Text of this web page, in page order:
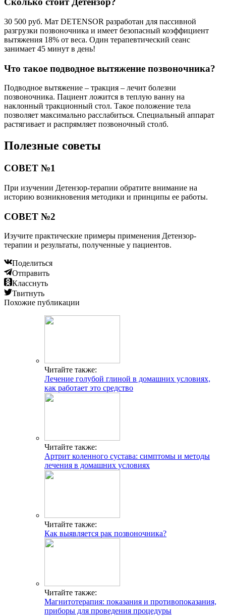
30 500 руб. Мат DETENSOR разработан для пассивной
разгрузки позвоночника и имеет безопасный коэффициент
вытяжения 18% от веса. Один терапевтический сеанс
занимает 45 минут в день!
Что такое подводное вытяжение позвоночника?
Подводное вытяжение – тракция – лечит болезни
позвоночника. Пациент ложится в теплую ванну на
наклонный тракционный стол. Такое положение тела
позволяет максимально расслабиться. Специальный аппарат
растягивает и распрямляет позвоночный столб.
Полезные советы
СОВЕТ №1
При изучении Детензор-терапии обратите внимание на
историю возникновения методики и принципы ее работы.
СОВЕТ №2
Изучите практические примеры применения Детензор-
терапии и результаты, полученные у пациентов.
Поделиться
Отправить
Класснуть
Твитнуть
Похожие публикации
Читайте также:
Лечение голубой глиной в домашних условиях,
как работает это средство
Читайте также:
Артрит коленного сустава: симптомы и методы
лечения в домашних условиях
Читайте также:
Как выявляется рак позвоночника?
Читайте также:
Магнитотерапия: показания и противопоказания,
приборы для проведения процедуры